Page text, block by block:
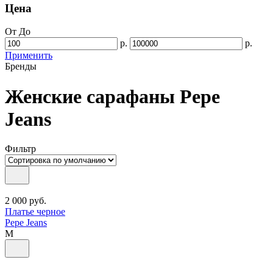
Цена
От До
р.
р.
Применить
Бренды
Женские сарафаны Pepe
Jeans
Фильтр
2 000 руб.
Платье черное
Pepe Jeans
M